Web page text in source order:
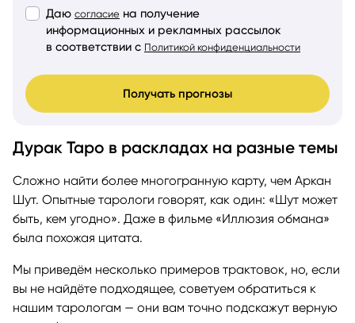
Даю согласие на получение
информационных и рекламных рассылок
в соответствии с Политикой конфиденциальности
Получать прогнозы
Дурак Таро в раскладах на разные темы
Сложно найти более многогранную карту, чем Аркан
Шут. Опытные тарологи говорят, как один: «Шут может
быть, кем угодно». Даже в фильме «Иллюзия обмана»
была похожая цитата.
Мы приведём несколько примеров трактовок, но, если
вы не найдёте подходящее, советуем обратиться к
нашим тарологам — они вам точно подскажут верную